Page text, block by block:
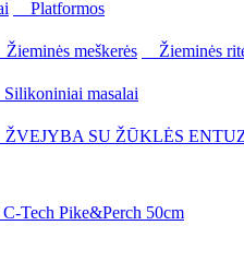
Platformos
meškerės
Žieminės
masalai
SU ŽŪKLĖS
Tech Pike&Perch 50cm